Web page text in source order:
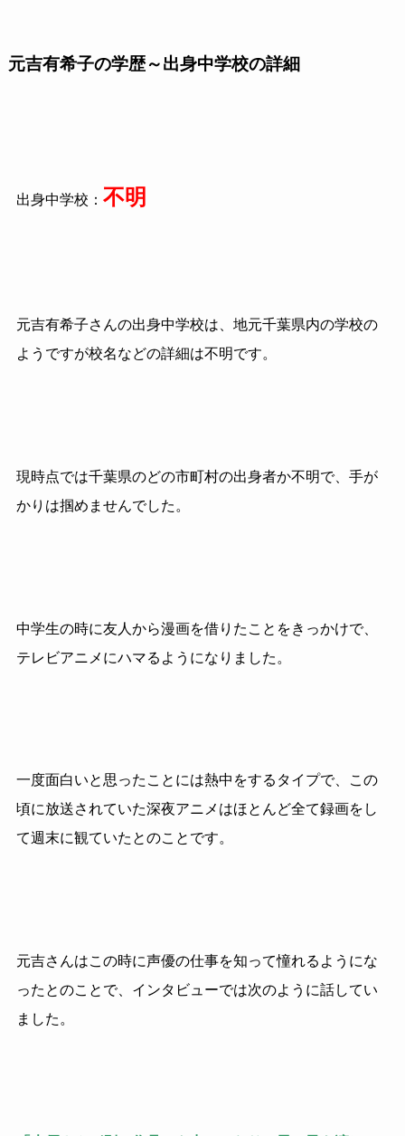
元吉有希子の学歴～出身中学校の詳細
出身中学校： 不明
元吉有希子さんの出身中学校は、地元千葉県内の学校の
ようですが校名などの詳細は不明です。
現時点では千葉県のどの市町村の出身者か不明で、手が
かりは掴めませんでした。
中学生の時に友人から漫画を借りたことをきっかけで、
テレビアニメにハマるようになりました。
一度面白いと思ったことには熱中をするタイプで、この
頃に放送されていた深夜アニメはほとんど全て録画をし
て週末に観ていたとのことです。
元吉さんはこの時に声優の仕事を知って憧れるようにな
ったとのことで、インタビューでは次のように話してい
ました。